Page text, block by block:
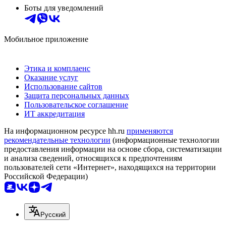
Боты для уведомлений
Мобильное приложение
Этика и комплаенс
Оказание услуг
Использование сайтов
Защита персональных данных
Пользовательское соглашение
ИТ аккредитация
На информационном ресурсе hh.ru применяются
рекомендательные технологии (информационные технологии
предоставления информации на основе сбора, систематизации
и анализа сведений, относящихся к предпочтениям
пользователей сети «Интернет», находящихся на территории
Российской Федерации)
Русский